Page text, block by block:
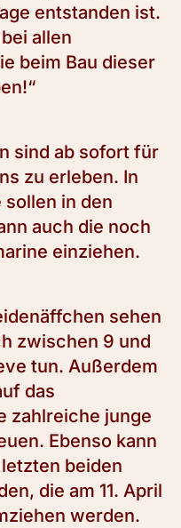
entstanden ist.
allen
beim Bau dieser
sind ab sofort für
zu erleben. In
sollen in den
auch die noch
einziehen.
sehen
zwischen 9 und
tun. Außerdem
das
zahlreiche junge
Ebenso kann
beiden
die am 11. April
werden.